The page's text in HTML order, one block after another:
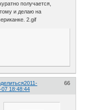
получается,
и делаю на
2.gif
66
2011-
07 18:48:44